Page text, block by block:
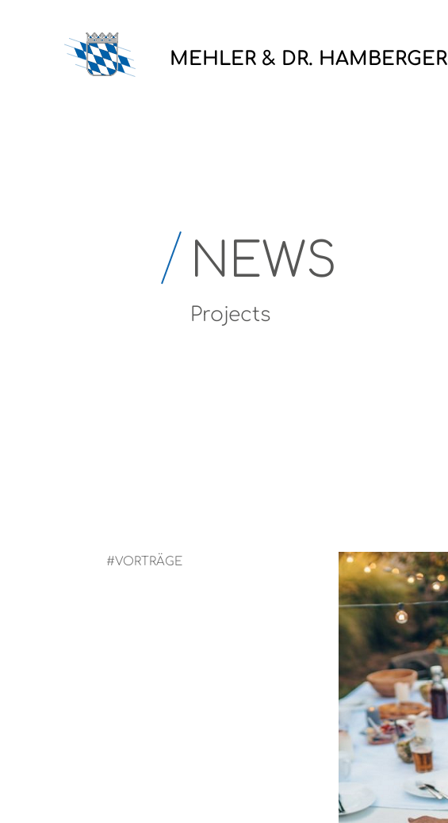
MEHLER & DR. HAMBERGER
NEWS
Projects
#VORTRÄGE